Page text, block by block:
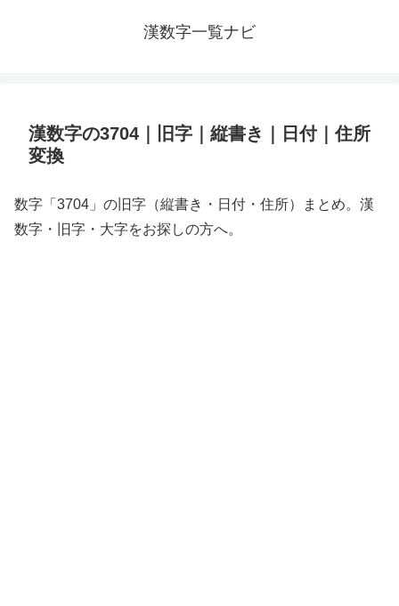
漢数字一覧ナビ
漢数字の3704｜旧字｜縦書き｜日付｜住所
変換
数字「3704」の旧字（縦書き・日付・住所）まとめ。漢
数字・旧字・大字をお探しの方へ。